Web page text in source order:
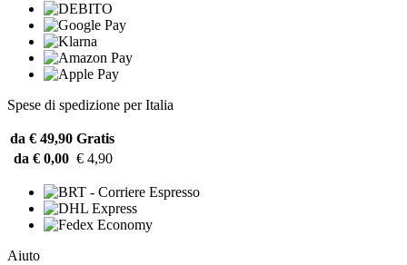
Spese di spedizione per Italia
da € 49,90 Gratis
da € 0,00 € 4,90
Aiuto